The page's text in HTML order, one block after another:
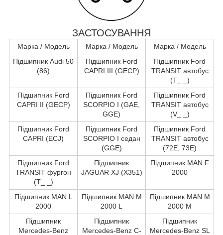
ЗАСТОСУВАННЯ
Марка / Модель Марка / Модель
Марка / Модель
Підшипник Audi 50
(86)
Підшипник Ford
CAPRI III (GECP)
Підшипник Ford
TRANSIT автобус
(T_ _)
Підшипник Ford
CAPRI II (GECP)
Підшипник Ford
SCORPIO I (GAE,
GGE)
Підшипник Ford
TRANSIT автобус
(V_ _)
Підшипник Ford
CAPRI (ECJ)
Підшипник Ford
SCORPIO I седан
(GGE)
Підшипник Ford
TRANSIT автобус
(72E, 73E)
Підшипник Ford
TRANSIT фургон
(T_ _)
Підшипник
JAGUAR XJ (X351)
Підшипник MAN F
2000
Підшипник MAN L
2000
Підшипник MAN M
2000 L
Підшипник MAN M
2000 M
Підшипник
Mercedes-Benz
Підшипник
Mercedes-Benz C-
Підшипник
Mercedes-Benz SL